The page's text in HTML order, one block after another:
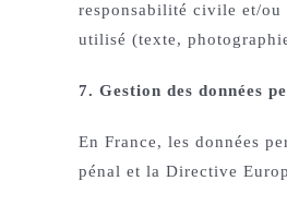
responsabilité civile et/ou
utilisé (texte,
7. Gestion des données
En France, les données
pénal et la Directive